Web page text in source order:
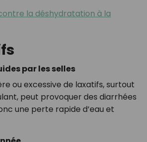
la déshydratation à la
par les selles
ou excessive de laxatifs, surtout
peut provoquer des diarrhées
une perte rapide d’eau et